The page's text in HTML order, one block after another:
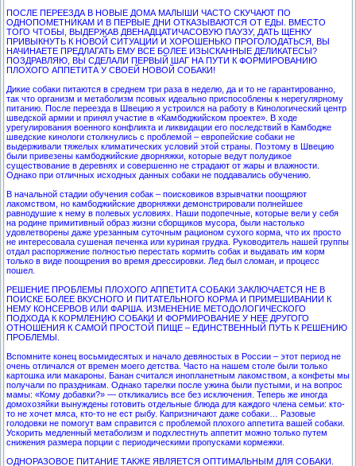
ПОСЛЕ ПЕРЕЕЗДА В НОВЫЕ ДОМА МАЛЫШИ ЧАСТО СКУЧАЮТ ПО
ОДНОПОМЕТНИКАМ И В ПЕРВЫЕ ДНИ ОТКАЗЫВАЮТСЯ ОТ ЕДЫ. ВМЕСТО
ТОГО ЧТОБЫ, ВЫДЕРЖАВ ДВЕНАДЦАТИЧАСОВУЮ ПАУЗУ, ДАТЬ ЩЕНКУ
ПРИВЫКНУТЬ К НОВОЙ СИТУАЦИИ И ХОРОШЕНЬКО ПРОГОЛОДАТЬСЯ, ВЫ
НАЧИНАЕТЕ ПРЕДЛАГАТЬ ЕМУ ВСЕ БОЛЕЕ ИЗЫСКАННЫЕ ДЕЛИКАТЕСЫ?
ПОЗДРАВЛЯЮ, ВЫ СДЕЛАЛИ ПЕРВЫЙ ШАГ НА ПУТИ К ФОРМИРОВАНИЮ
ПЛОХОГО АППЕТИТА У СВОЕЙ НОВОЙ СОБАКИ!
Дикие собаки питаются в среднем три раза в неделю, да и то не гарантированно,
так что организм и метаболизм псовых идеально приспособлены к нерегулярному
питанию. После переезда в Швецию я устроился на работу в Кинологический центр
шведской армии и принял участие в «Камбоджийском проекте». В ходе
урегулирования военного конфликта и ликвидации его последствий в Камбодже
шведские кинологи столкнулись с проблемой – европейские собаки не
выдерживали тяжелых климатических условий этой страны. Поэтому в Швецию
были привезены камбоджийские дворняжки, которые ведут полудикое
существование в деревнях и совершенно не страдают от жары и влажности.
Однако при отличных исходных данных собаки не поддавались обучению.
В начальной стадии обучения собак – поисковиков взрывчатки поощряют
лакомством, но камбоджийские дворняжки демонстрировали полнейшее
равнодушие к нему в полевых условиях. Наши подопечные, которые вели у себя
на родине примитивный образ жизни сборщиков мусора, были настолько
удовлетворены даже урезанным суточным рационом сухого корма, что их просто
не интересовала сушеная печенка или куриная грудка. Руководитель нашей группы
отдал распоряжение полностью перестать кормить собак и выдавать им корм
только в виде поощрения во время дрессировки. Лед был сломан, и процесс
пошел.
РЕШЕНИЕ ПРОБЛЕМЫ ПЛОХОГО АППЕТИТА СОБАКИ ЗАКЛЮЧАЕТСЯ НЕ В
ПОИСКЕ БОЛЕЕ ВКУСНОГО И ПИТАТЕЛЬНОГО КОРМА И ПРИМЕШИВАНИИ К
НЕМУ КОНСЕРВОВ ИЛИ ФАРША. ИЗМЕНЕНИЕ МЕТОДОЛОГИЧЕСКОГО
ПОДХОДА К КОРМЛЕНИЮ СОБАКИ И ФОРМИРОВАНИЕ У НЕЕ ДРУГОГО
ОТНОШЕНИЯ К САМОЙ ПРОСТОЙ ПИЩЕ – ЕДИНСТВЕННЫЙ ПУТЬ К РЕШЕНИЮ
ПРОБЛЕМЫ.
Вспомните конец восьмидесятых и начало девяностых в России – этот период не
очень отличался от времен моего детства. Часто на нашем столе были только
картошка или макароны. Банан считался инопланетным лакомством, а конфеты мы
получали по праздникам. Однако тарелки после ужина были пустыми, и на вопрос
мамы: «Кому добавки?» — откликались все без исключения. Теперь же иногда
домохозяйки вынуждены готовить отдельные блюда для каждого члена семьи: кто-
то не хочет мяса, кто-то не ест рыбу. Капризничают даже собаки… Разовые
голодовки не помогут вам справится с проблемой плохого аппетита вашей собаки.
Ускорить медленный метаболизм и подхлестнуть аппетит можно только путем
снижения размера порции с периодическими пропусками кормежки.
ОДНОРАЗОВОЕ ПИТАНИЕ ТАКЖЕ ЯВЛЯЕТСЯ ОПТИМАЛЬНЫМ ДЛЯ СОБАКИ.